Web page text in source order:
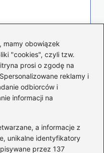
mamy obowiązek
"cookies", czyli tzw.
prosi o zgodę na
reklamy i
odbiorców i
informacji na
a informacje z
unikalne identyfikatory
przez 137